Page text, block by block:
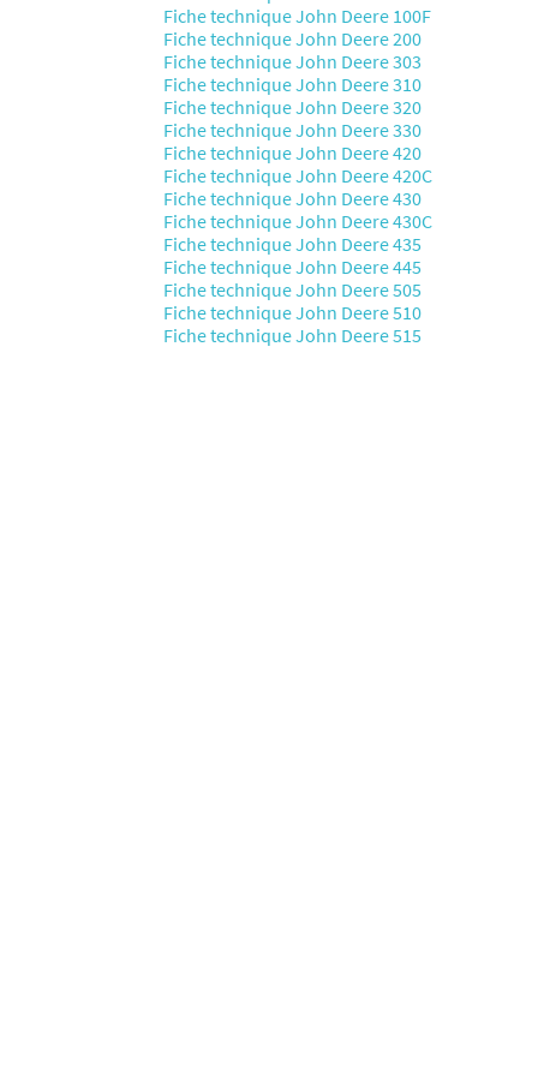
Fiche technique John Deere 100F
Fiche technique John Deere 200
Fiche technique John Deere 303
Fiche technique John Deere 310
Fiche technique John Deere 320
Fiche technique John Deere 330
Fiche technique John Deere 420
Fiche technique John Deere 420C
Fiche technique John Deere 430
Fiche technique John Deere 430C
Fiche technique John Deere 435
Fiche technique John Deere 445
Fiche technique John Deere 505
Fiche technique John Deere 510
Fiche technique John Deere 515